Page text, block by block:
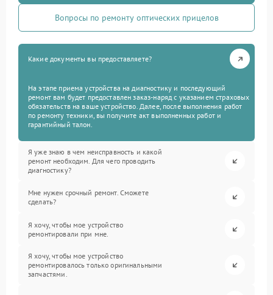
Вопросы по ремонту оптических прицелов
Какие документы вы предоставляете?
На этапе приема устройства на диагностику и последующий
ремонт вам будет предоставлен заказ-наряд с указанием страховых
обязательств на ваше устройство. Далее, после выполнения работ
по ремонту техники, вы получите акт выполненных работ и
гарантийный талон.
Я уже знаю в чем неисправность и какой
ремонт необходим. Для чего проводить
диагностику?
Мне нужен срочный ремонт. Сможете
сделать?
Я хочу, чтобы мое устройство
ремонтировали при мне.
Я хочу, чтобы мое устройство
ремонтировалось только оригинальными
запчастями.